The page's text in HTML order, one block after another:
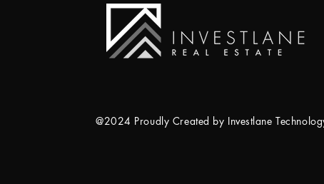
@2024 Proudly Created by Investlane